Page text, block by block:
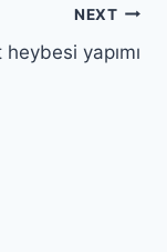
NEXT
yapımı